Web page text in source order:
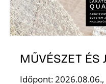
MŰVÉSZET ÉS
Időpont: 2026.08.06.,